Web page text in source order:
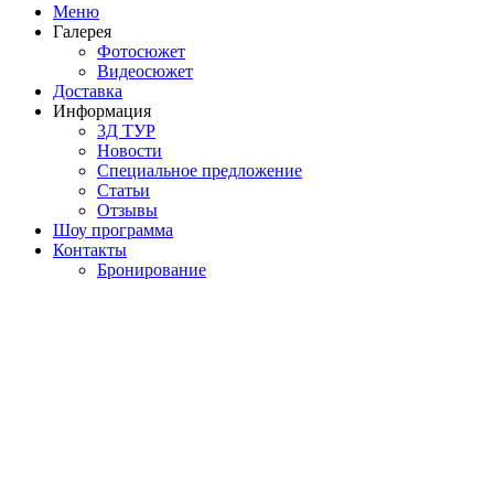
Меню
Галерея
Фотосюжет
Видеосюжет
Доставка
Информация
3Д ТУР
Новости
Cпециальное предложение
Статьи
Отзывы
Шоу программа
Контакты
Бронирование